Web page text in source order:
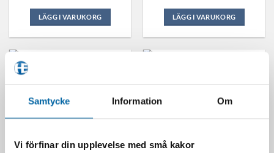
Samtycke Information Om
Vi förfinar din upplevelse med små kakor
99,00 kr
LÄGG I VARUKORG
210,00
LÄGG I VARUKORG